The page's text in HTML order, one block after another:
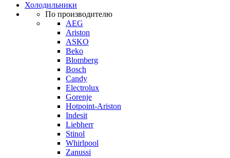
Холодильники
По производителю
AEG
Ariston
ASKO
Beko
Blomberg
Bosch
Candy
Electrolux
Gorenje
Hotpoint-Ariston
Indesit
Liebherr
Stinol
Whirlpool
Zanussi